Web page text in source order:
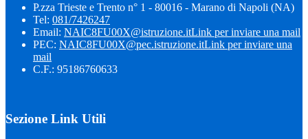
P.zza Trieste e Trento n° 1 - 80016 - Marano di Napoli (NA)
Tel: 081/7426247
Email: NAIC8FU00X@istruzione.itLink per inviare una mail
PEC: NAIC8FU00X@pec.istruzione.itLink per inviare una
mail
C.F.: 95186760633
Sezione Link Utili